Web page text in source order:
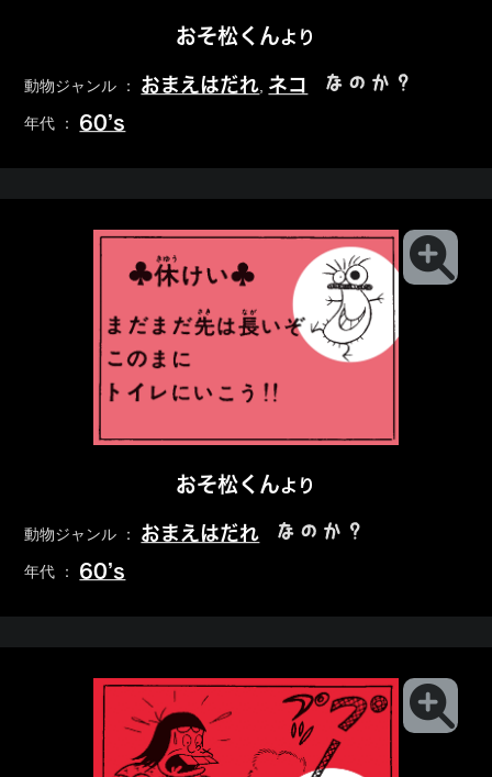
おそ松くんより
動物ジャンル ： おまえはだれ ネコ なのか？
年代 ： 60’s
おそ松くんより
動物ジャンル ： おまえはだれ なのか？
年代 ： 60’s